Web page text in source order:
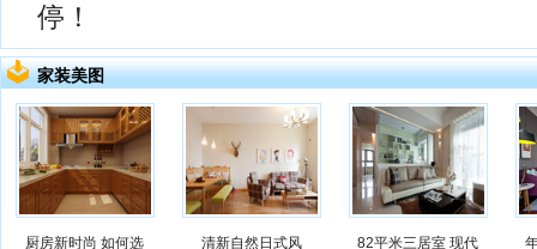
停！
家装美图
厨房新时尚 如何选 清新自然日式风 82平米三居室 现代